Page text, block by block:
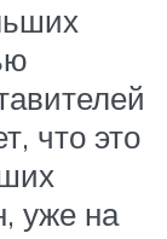
что это
уже на